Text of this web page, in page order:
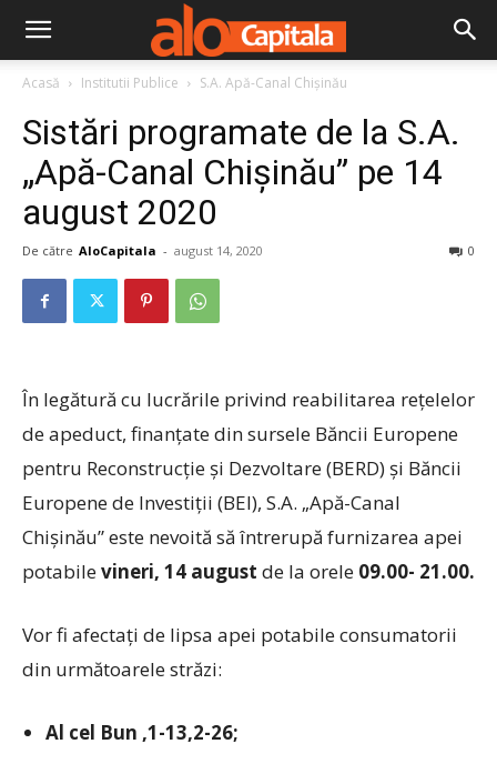
Acasă Institutii Publice S.A. Apă-Canal Chişinău
Sistări programate de la S.A.
„Apă-Canal Chişinău” pe 14
august 2020
De către AloCapitala - august 14, 2020 0
În legătură cu lucrările privind reabilitarea reţelelor
de apeduct, finanţate din sursele Băncii Europene
pentru Reconstrucţie şi Dezvoltare (BERD) şi Băncii
Europene de Investiţii (BEI), S.A. „Apă-Canal
Chişinău” este nevoită să întrerupă furnizarea apei
potabilevineri, 14 august de la orele 09.00- 21.00.
Vor fi afectaţi de lipsa apei potabile consumatorii
din următoarele străzi:
Al cel Bun ,1-13,2-26;